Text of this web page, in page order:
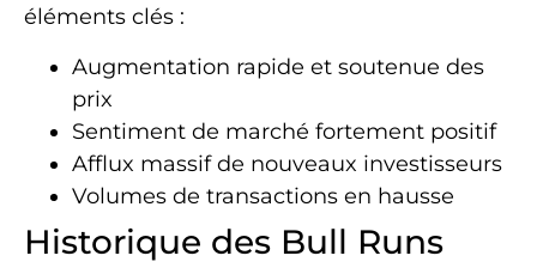
éléments clés :
Augmentation rapide et soutenue des
prix
Sentiment de marché fortement positif
Afflux massif de nouveaux investisseurs
Volumes de transactions en hausse
Historique des Bull Runs